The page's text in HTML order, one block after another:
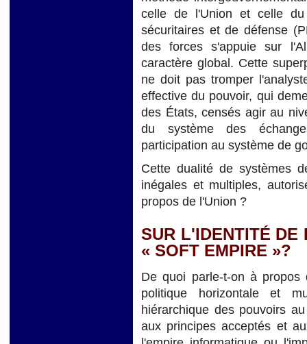
celle de l'Union et celle
sécuritaires et de défense
des forces s'appuie sur
caractère global. Cette
ne doit pas tromper
effective du pouvoir, qui
des États, censés agir au
du système des
participation au système de
Cette dualité de systèmes
inégales et multiples,
propos de l'Union ?
SUR L'IDENTITÉ DE
« SOFT EMPIRE »?
De quoi parle-t-on à
politique horizontale et
hiérarchique des pouvoirs
aux principes acceptés et